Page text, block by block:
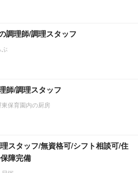
調理師/調理スタッフ
師/調理スタッフ
保育園内の厨房
理スタッフ/無資格可/シフト相談可/住
障完備